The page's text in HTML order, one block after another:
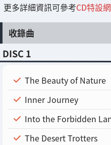
更多詳細資訊可參考CD特設
收錄曲
DISC 1
The Beauty of Nature
Inner Journey
Into the Forbidden
The Desert Trotters